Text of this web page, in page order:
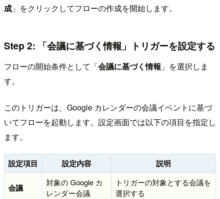
成 」をクリックしてフローの作成を開始します。
Step 2: 「会議に基づく情報」トリガーを設定する
フローの開始条件として「会議に基づく情報 」を選択しま
す。
このトリガーは、Google カレンダーの会議イベントに基づ
いてフローを起動します。設定画面では以下の項目を指定し
ます。
設定項目 設定内容 説明
会議
対象の Google カ
レンダー会議
トリガーの対象とする会議を
選択する